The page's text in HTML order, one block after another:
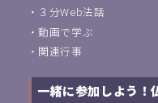
・ ３分Web法話
・動画で学ぶ
・ 関連行事
一緒に参加しよう！